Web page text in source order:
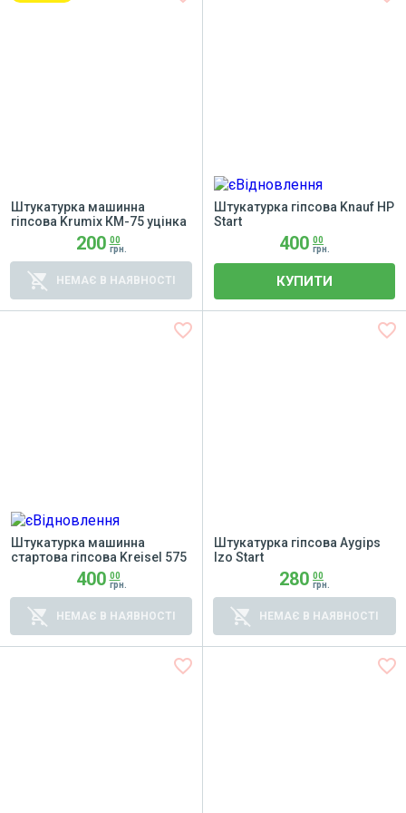
Штукатурка машинна
гіпсова Krumix КМ-75 уцінка
200 00
грн.
remove_shopping_cart НЕМАЄ В НАЯВНОСТІ
Штукатурка гіпсова Knauf HP
Start
400 00
грн.
КУПИТИ
Штукатурка машинна
стартова гіпсова Kreisel 575
400 00
грн.
remove_shopping_cart НЕМАЄ В НАЯВНОСТІ
favorite_border
Штукатурка гіпсова Aygips
Izo Start
280 00
грн.
remove_shopping_cart НЕМАЄ В НАЯВНОСТІ
favorite_border
favorite_border favorite_border